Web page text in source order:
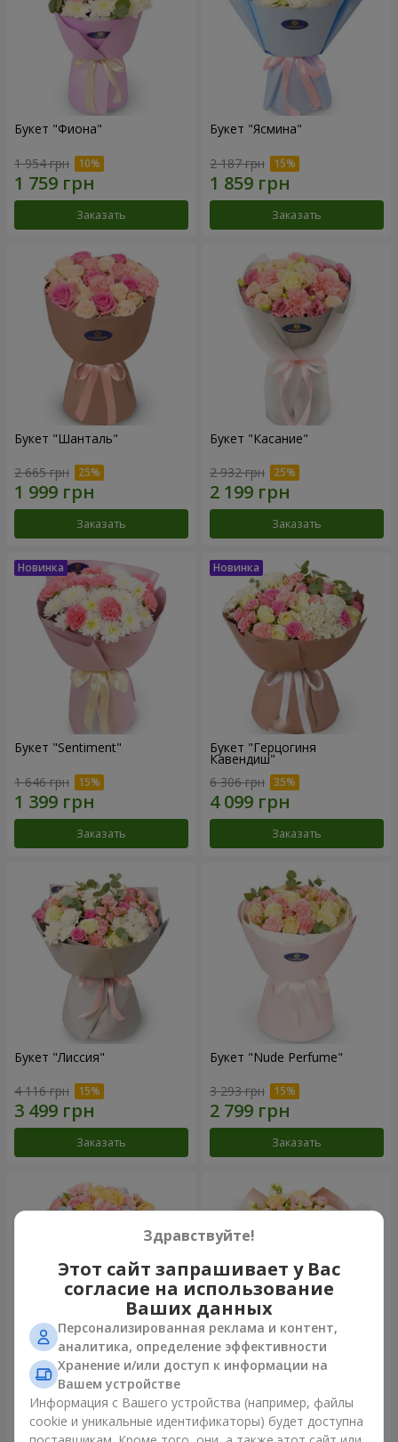
Букет "Фиона"
1 954 грн
Заказать
Букет "Ясмина"
2 187 грн
Заказать
Букет "Шанталь"
2 665 грн
Заказать
Букет "Касание"
2 932 грн
Заказать
Букет "Sentiment"
1 646 грн
Заказать
Букет "Герцогиня
Кавендиш"
6 306 грн
Заказать
Букет "Лиссия"
4 116 грн
Заказать
Букет "Nude Perfume"
3 293 грн
Заказать
Букет "Нежность рассвета"
4 665 грн
Букет "Прикосновение
нежности"
2 949 грн
Здравствуйте!
Этот сайт запрашивает у Вас
согласие на использование
Ваших данных
Персонализированная реклама и контент,
аналитика, определение эффективности
Хранение и/или доступ к информации на
Вашем устройстве
Информация с Вашего устройства (например, файлы
cookie и уникальные идентификаторы) будет доступна